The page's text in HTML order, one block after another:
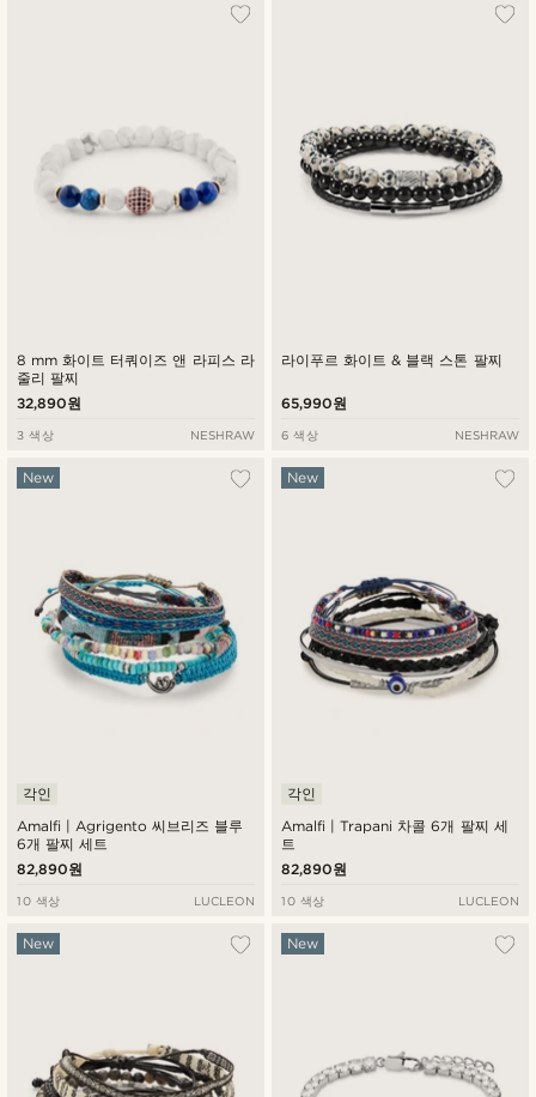
8 mm 화이트 터쿼이즈 앤 라피스 라
줄리 팔찌
32,890원
3 색상 NESHRAW
라이푸르 화이트 & 블랙 스톤 팔찌
65,990원
6 색상 NESHRAW
Amalfi | Agrigento 씨브리즈 블루
6개 팔찌 세트
New
각인
82,890원
10 색상 LUCLEON
Amalfi | Trapani 차콜 6개 팔찌 세
트
New
각인
82,890원
10 색상 LUCLEON
New New